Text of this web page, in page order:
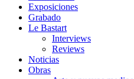
Exposiciones
Grabado
Le Bastart
Interviews
Reviews
Noticias
Obras